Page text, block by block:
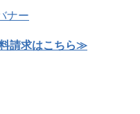
請求はこちら≫